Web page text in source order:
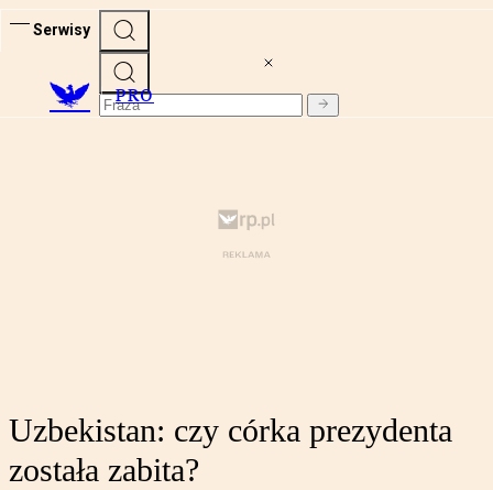
Serwisy
PRO
Uzbekistan: czy córka prezydenta
została zabita?